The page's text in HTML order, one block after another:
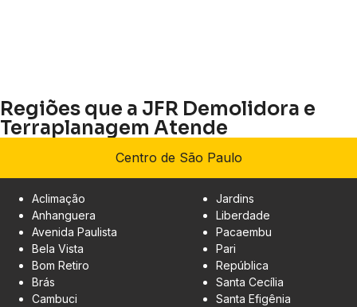
Regiões que a JFR Demolidora e
Terraplanagem Atende
Centro de São Paulo
Aclimação
Anhanguera
Avenida Paulista
Bela Vista
Bom Retiro
Brás
Cambuci
Jardins
Liberdade
Pacaembu
Pari
República
Santa Cecília
Santa Efigênia